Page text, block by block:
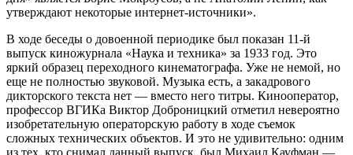
утверждают некоторые интернет-источники».
В ходе беседы о довоенной периодике был показан 11-й
выпуск киножурнала «Наука и техника» за 1933 год. Это
яркий образец переходного кинематографа. Уже не немой, но
еще не полностью звуковой. Музыка есть, а закадрового
дикторского текста нет — вместо него титры. Кинооператор,
профессор ВГИКа Виктор Доброницкий отметил невероятно
изобретательную операторскую работу в ходе съемок
сложных технических объектов. И это не удивительно: одним
из тех, кто снимал данный выпуск, был Михаил Кауфман —